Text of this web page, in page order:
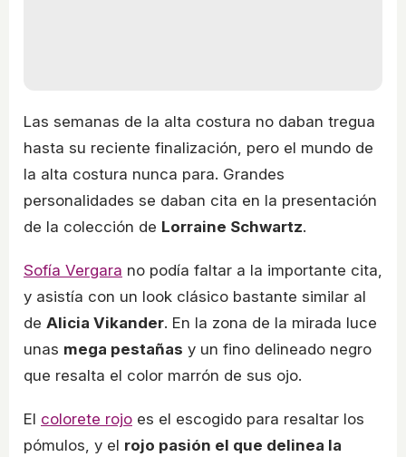
Las semanas de la alta costura no daban tregua
hasta su reciente finalización, pero el mundo de
la alta costura nunca para. Grandes
personalidades se daban cita en la presentación
de la colección de Lorraine Schwartz.
Sofía Vergara no podía faltar a la importante cita,
y asistía con un look clásico bastante similar al
de Alicia Vikander. En la zona de la mirada luce
unas mega pestañas y un fino delineado negro
que resalta el color marrón de sus ojo.
El colorete rojo es el escogido para resaltar los
pómulos, y el rojo pasión el que delinea la